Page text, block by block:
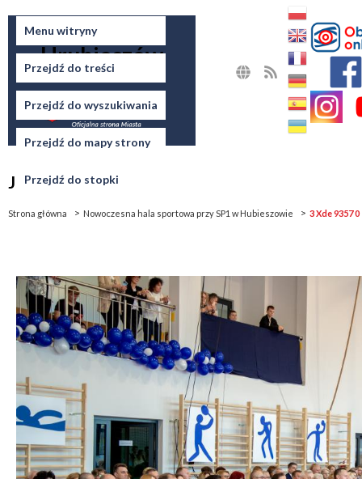
Menu witryny
Przejdź do treści
Przejdź do wyszukiwania
Przejdź do mapy strony
Przejdź do stopki
Miasto
Hrubieszów
Jesteś tutaj
Strona główna Nowoczesna hala sportowa przy SP1 w Hubieszowie 3 Xde 9357 0